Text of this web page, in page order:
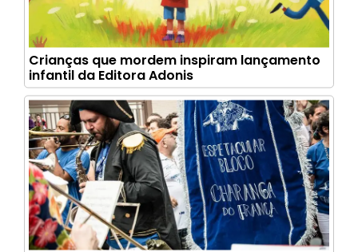
Crianças que mordem inspiram lançamento
infantil da Editora Adonis